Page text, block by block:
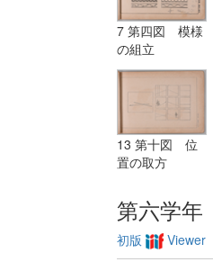
7 第四図 模様
の組立
13 第十図 位
置の取方
第六学
初版 Viewer